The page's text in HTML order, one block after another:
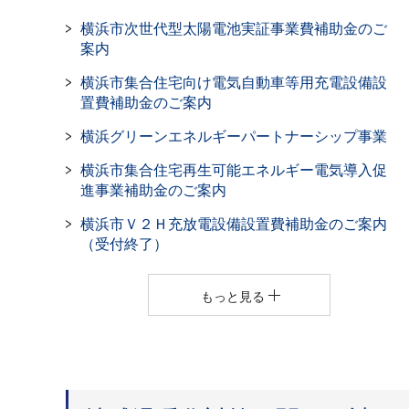
横浜市次世代型太陽電池実証事業費補助金のご
案内
横浜市集合住宅向け電気自動車等用充電設備設
置費補助金のご案内
横浜グリーンエネルギーパートナーシップ事業
横浜市集合住宅再生可能エネルギー電気導入促
進事業補助金のご案内
横浜市Ｖ２Ｈ充放電設備設置費補助金のご案内
（受付終了）
もっと見る